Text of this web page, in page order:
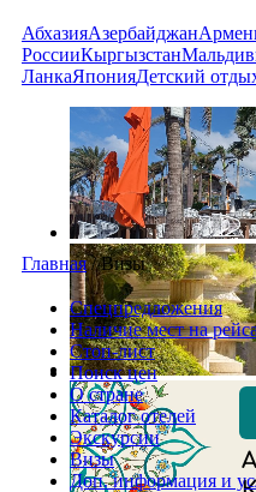
АбхазияАзербайджан
РоссииКыргызстан
ЛанкаЯпонияДетский
Главная /Визы
Спецпредложения
Наличие мест на
Стоп-лист
Поиск цен
О стране
Каталог отелей
Экскурсии
Визы
Доп. информация и